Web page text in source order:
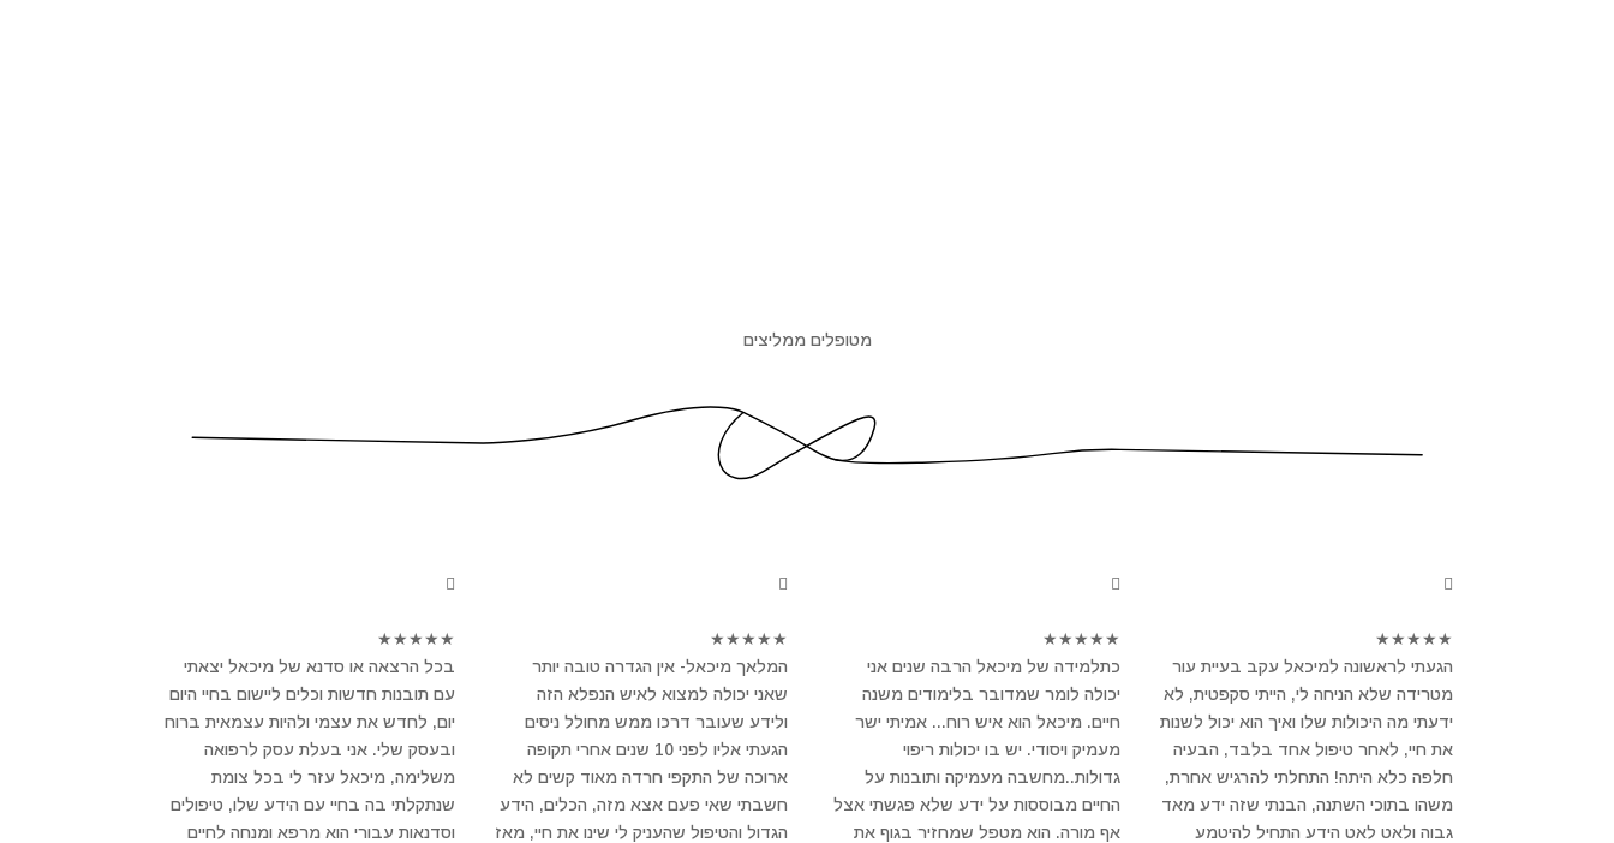
מטופלים ממליצים
★
★
★
★
★
בכל הרצאה או סדנא של מיכאל יצאתי
עם תובנות חדשות וכלים ליישום בחיי היום
יום, לחדש את עצמי ולהיות עצמאית ברוח
ובעסק שלי. אני בעלת עסק לרפואה
משלימה, מיכאל עזר לי בכל צומת
שנתקלתי בה בחיי עם הידע שלו, טיפולים
וסדנאות עבורי הוא מרפא ומנחה לחיים
★
★
★
★
★
המלאך מיכאל- אין הגדרה טובה יותר
שאני יכולה למצוא לאיש הנפלא הזה
ולידע שעובר דרכו ממש מחולל ניסים
הגעתי אליו לפני 10 שנים אחרי תקופה
ארוכה של התקפי חרדה מאוד קשים לא
חשבתי שאי פעם אצא מזה, הכלים, הידע
הגדול והטיפול שהעניק לי שינו את חיי, מאז
★
★
★
★
★
כתלמידה של מיכאל הרבה שנים אני
יכולה לומר שמדובר בלימודים משנה
חיים. מיכאל הוא איש רוח... אמיתי ישר
מעמיק ויסודי. יש בו יכולות ריפוי
גדולות..מחשבה מעמיקה ותובנות על
החיים מבוססות על ידע שלא פגשתי אצל
אף מורה. הוא מטפל שמחזיר בגוף את
★
★
★
★
★
הגעתי לראשונה למיכאל עקב בעיית עור
מטרידה שלא הניחה לי, הייתי סקפטית, לא
ידעתי מה היכולות שלו ואיך הוא יכול לשנות
את חיי, לאחר טיפול אחד בלבד, הבעיה
חלפה כלא היתה! התחלתי להרגיש אחרת,
משהו בתוכי השתנה, הבנתי שזה ידע מאד
גבוה ולאט לאט הידע התחיל להיטמע